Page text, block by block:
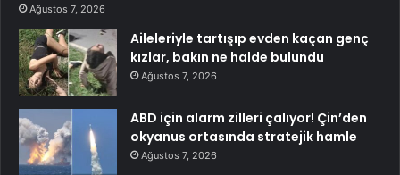
Ağustos 7, 2026
Aileleriyle tartışıp evden kaçan genç
kızlar, bakın ne halde bulundu
Ağustos 7, 2026
ABD için alarm zilleri çalıyor! Çin’den
okyanus ortasında stratejik hamle
Ağustos 7, 2026